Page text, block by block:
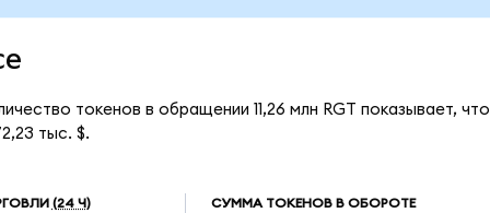
токенов в обращении 11,26 млн RGT показывает, что
тыс. $.
(24 Ч) СУММА ТОКЕНОВ В ОБОРОТЕ